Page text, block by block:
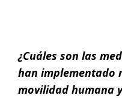
¿Cuáles son las
han implementado
movilidad humana